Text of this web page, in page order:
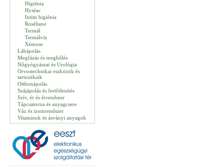
Higiénia
Hyséac
Intim higiénia
Roséliane
Termál
Termálvíz
Xémose
Lábápolás
Megfázás és meghűlés
Nőgyógyászat és Urológia
Orvostechnikai eszközök és
tartozékaik
Otthonápolás
Szájápolás és fertőtlenítés
Szív, ér és érrendszer
Tápcsatorna és anyagcsere
Váz és izomrendszer
Vitaminok és ásványi anyagok